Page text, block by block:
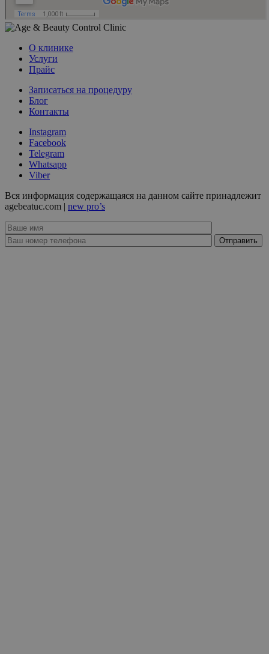
О клинике
Услуги
Прайс
Записаться на процедуру
Блог
Контакты
Instagram
Facebook
Telegram
Whatsapp
Viber
Вся информация содержащаяся на данном сайте принадлежит
agebeatuc.com | new pro’s